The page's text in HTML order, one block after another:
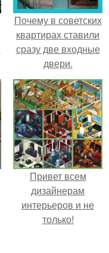
Почему в советских
квартирах ставили
сразу две входные
двери.
Привет всем
дизайнерам
интерьеров и не
только!